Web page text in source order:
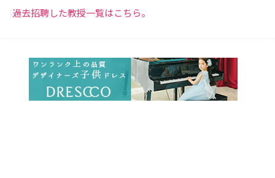
過去招聘した教授一覧はこちら。